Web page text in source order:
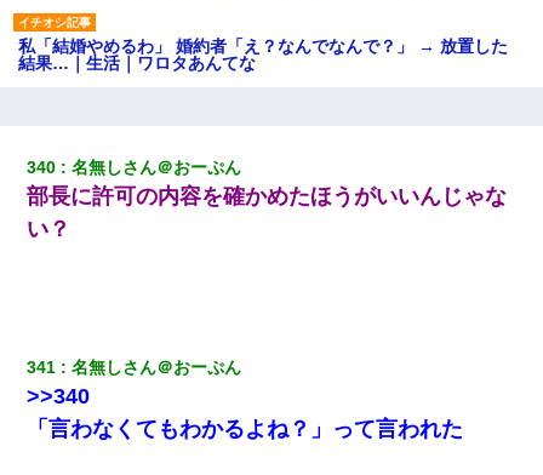
私「結婚やめるわ」 婚約者「え？なんでなんで？」 → 放置した
結果…｜生活｜ワロタあんてな
【悲報】姉と入浴中に大きくなってしまった結果ｗｗｗｗｗｗｗ
ｗ
義兄嫁が義実家で「コロナ陽性だったからこのまま療養させて下
さい」と言い出してド修羅場になった
340 名無しさん＠おーぷん
部長に許可の内容を確かめたほうがいいんじゃな
い？
341 名無しさん＠おーぷん
>>340
「言わなくてもわかるよね？」って言われた